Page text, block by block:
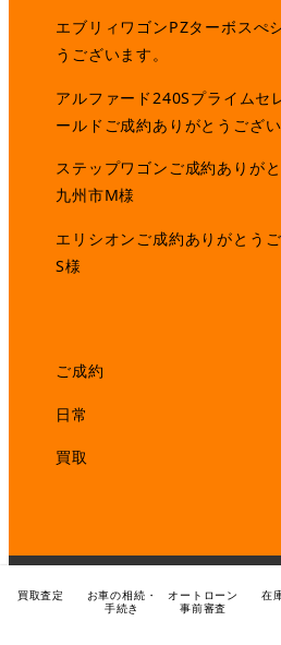
エブリィワゴンPZターボスぺ
うございます。
アルファード240Sプライムセ
ールドご成約ありがとうござ
ステップワゴンご成約ありが
九州市M様
エリシオンご成約ありがとう
S様
ご成約
日常
買取
Copyright© J Trader All
買取査定
お車の相続・
手続き
オートローン
事前審査
在